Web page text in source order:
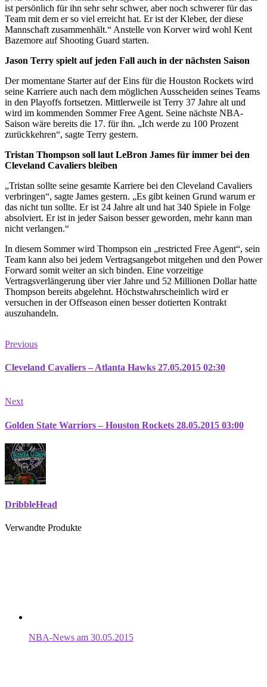
ist persönlich für ihn sehr sehr schwer, aber noch schwerer für das
Team mit dem er so viel erreicht hat. Er ist der Kleber, der diese
Mannschaft zusammenhält.“ Anstelle von Korver wird wohl Kent
Bazemore auf Shooting Guard starten.
Jason Terry spielt auf jeden Fall auch in der nächsten Saison
Der momentane Starter auf der Eins für die Houston Rockets wird
seine Karriere auch nach dem möglichen Ausscheiden seines Teams
in den Playoffs fortsetzen. Mittlerweile ist Terry 37 Jahre alt und
wird im kommenden Sommer Free Agent. Seine nächste NBA-
Saison wäre bereits die 17. für ihn. „Ich werde zu 100 Prozent
zurückkehren“, sagte Terry gestern.
Tristan Thompson soll laut LeBron James für immer bei den
Cleveland Cavaliers bleiben
„Tristan sollte seine gesamte Karriere bei den Cleveland Cavaliers
verbringen“, sagte James gestern. „Es gibt keinen Grund warum er
das nicht tun sollte. Er ist 24 Jahre alt und hat 340 Spiele in Folge
absolviert. Er ist in jeder Saison besser geworden, mehr kann man
nicht verlangen.“
In diesem Sommer wird Thompson ein „restricted Free Agent“, sein
Team kann also bei jedem Vertragsangebot mitgehen und den Power
Forward somit weiter an sich binden. Eine vorzeitige
Vertragsverlängerung über vier Jahre und 52 Millionen Dollar hatte
Thompson bereits abgelehnt. Höchstwahrscheinlich wird er
versuchen in der Offseason einen besser dotierten Kontrakt
auszuhandeln.
Previous
Cleveland Cavaliers – Atlanta Hawks 27.05.2015 02:30
Next
Golden State Warriors – Houston Rockets 28.05.2015 03:00
DribbleHead
Verwandte Produkte
NBA-News am 30.05.2015